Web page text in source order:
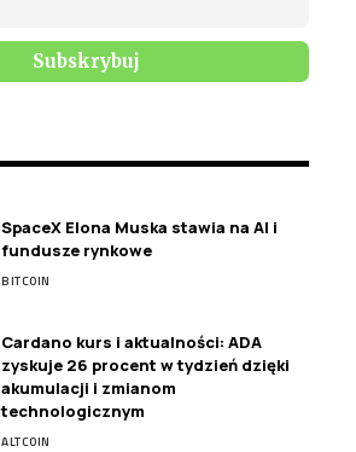
SpaceX Elona Muska stawia na AI i
fundusze rynkowe
BITCOIN
Cardano kurs i aktualności: ADA
zyskuje 26 procent w tydzień dzięki
akumulacji i zmianom
technologicznym
ALTCOIN